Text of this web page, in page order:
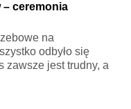
– ceremonia
na
odbyło się
zawsze jest trudny, a